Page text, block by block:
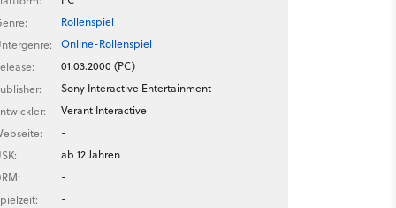
Rollenspiel
Online-Rollenspiel
01.03.2000 (PC)
Sony Interactive Entertainment
Verant Interactive
-
ab 12 Jahren
-
-